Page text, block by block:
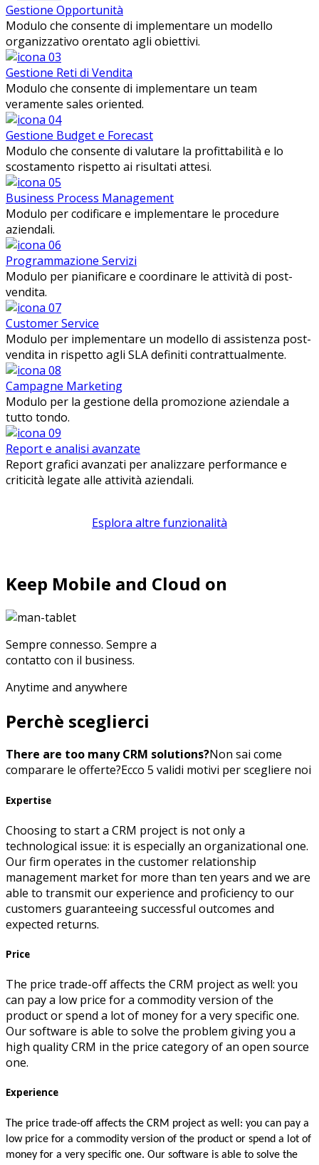
Gestione Opportunità
Modulo che consente di implementare un modello
organizzativo orentato agli obiettivi.
Gestione Reti di Vendita
Modulo che consente di implementare un team
veramente sales oriented.
Gestione Budget e Forecast
Modulo che consente di valutare la profittabilità e lo
scostamento rispetto ai risultati attesi.
Business Process Management
Modulo per codificare e implementare le procedure
aziendali.
Programmazione Servizi
Modulo per pianificare e coordinare le attività di post-
vendita.
Customer Service
Modulo per implementare un modello di assistenza post-
vendita in rispetto agli SLA definiti contrattualmente.
Campagne Marketing
Modulo per la gestione della promozione aziendale a
tutto tondo.
Report e analisi avanzate
Report grafici avanzati per analizzare performance e
criticità legate alle attività aziendali.
Esplora altre funzionalità
Keep Mobile and Cloud on
Sempre connesso. Sempre a
contatto con il business.
Anytime and anywhere
Perchè sceglierci
There are too many CRM solutions?Non sai come
comparare le offerte?Ecco 5 validi motivi per scegliere noi
Expertise
Choosing to start a CRM project is not only a
technological issue: it is especially an organizational one.
Our firm operates in the customer relationship
management market for more than ten years and we are
able to transmit our experience and proficiency to our
customers guaranteeing successful outcomes and
expected returns.
Price
The price trade-off affects the CRM project as well: you
can pay a low price for a commodity version of the
product or spend a lot of money for a very specific one.
Our software is able to solve the problem giving you a
high quality CRM in the price category of an open source
one.
Experience
The price trade-off affects the CRM project as well: you can pay a
low price for a commodity version of the product or spend a lot of
money for a very specific one. Our software is able to solve the